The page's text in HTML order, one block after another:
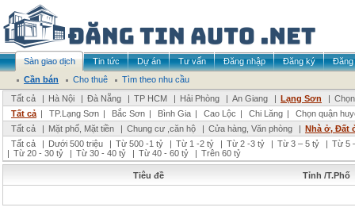
Sàn giao dịch Tin tức Dự án Tư vấn Đăng nhập Đăng ký
Đăng
Cần bán
Cho thuê
Tìm theo nhu cầu
Tất cả
| Hà Nội | Đà Nẵng | TP HCM | Hải Phòng | An Giang | Lạng Sơn |
Tất cả | TP.Lạng Sơn | Bắc Sơn | Bình Gia | Cao Lộc | Chi Lăng |
Chọn quận
Tất cả
| Mặt phố, Mặt tiền | Chung cư ,căn hộ | Cửa hàng, Văn phòng | Nhà ở, Đất
Tất cả
| Dưới 500 triệu | Từ 500 -1 tỷ | Từ 1 -2 tỷ | Từ 2 -3 tỷ | Từ 3 – 5 tỷ | Từ 5
| Từ 20 - 30 tỷ | Từ 30 - 40 tỷ | Từ 40 - 60 tỷ | Trên 60 tỷ
Tiêu đề Tỉnh /T.Phố